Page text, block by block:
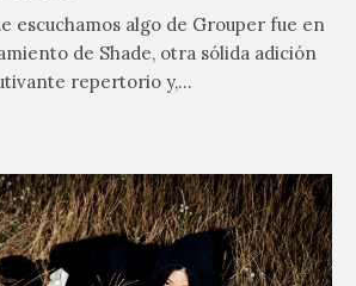
escuchamos algo de Grouper fue en
de Shade, otra sólida adición
repertorio y,…